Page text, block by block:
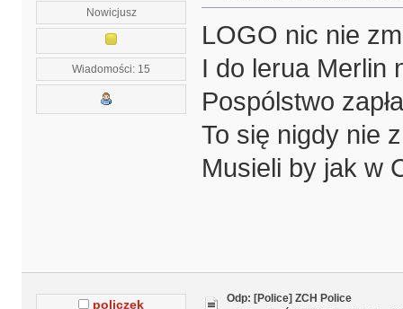
Nowicjusz
Wiadomości: 15
LOGO nic nie
I do lerua Merlin
Pospólstwo
To się nigdy nie
Musieli by jak w
policzek Odp: [Police] ZCH Police